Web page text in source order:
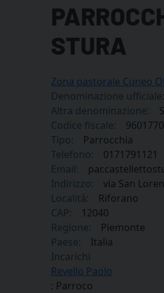
STURA
Zona pastorale Cuneo
Denominazione ufficiale:
Altra denominazione:
Codice fiscale:
Tipo:
Parrocchia
Telefono:
0171791121
Email:
Indirizzo:
via San
Località:
Riforano
CAP:
12040
Regione:
Piemonte
Paese:
Italia
Incarichi
Revello Paolo
: Parroco